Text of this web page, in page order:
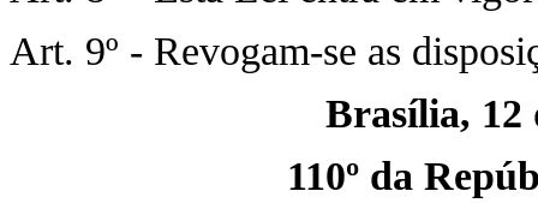
Art. 9º - Revogam-se as
Brasília, 12
110º da